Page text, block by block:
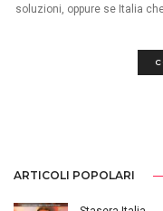
soluzioni, oppure se Italia
ARTICOLI POPOLARI